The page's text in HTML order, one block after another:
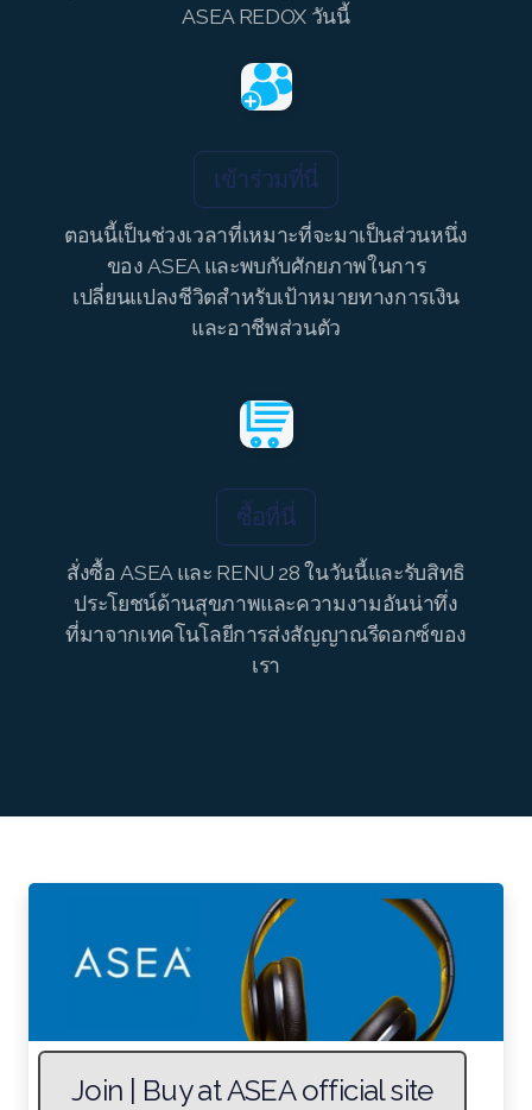
ASEA REDOX วันนี้
เข้าร่วมที่นี่
ตอนนี้เป็นช่วงเวลาที่เหมาะที่จะมาเป็นส่วนหนึ่ง
ของ ASEA และพบกับศักยภาพในการ
เปลี่ยนแปลงชีวิตสำหรับเป้าหมายทางการเงิน
และอาชีพส่วนตัว
ซื้อที่นี่
สั่งซื้อ ASEA และ RENU 28 ในวันนี้และรับสิทธิ
ประโยชน์ด้านสุขภาพและความงามอันน่าทึ่ง
ที่มาจากเทคโนโลยีการส่งสัญญาณรีดอกซ์ของ
เรา
Join | Buy at ASEA official site
SEARCH ASEA COUNTRY
Join ASEA Australia (English)
Join ASEA Australia (中文(澳洲)
Join ASEA Belgium (Français)
Join ASEA Belgium (Nederlands)
Join ASEA Canada (English)
Join ASEA Canada (Français)
JOIN ASEA Croatia (Hrvatski)
Join ASEA Hong Kong (English)
Join ASEA Hong Kong (中文)
Join ASEA Hungary (Magyar)